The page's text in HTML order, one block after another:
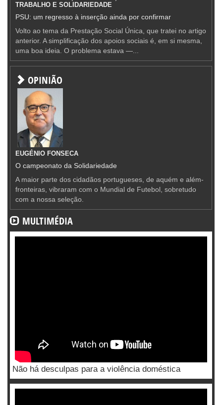
TRABALHO E SOLIDARIEDADE
PSU: um regresso à inserção ainda por confirmar
Volto ao tema da Prestação Social Única, que tratei no artigo
anterior. A simplificação dos apoios sociais é, em si mesma,
uma boa ideia. O problema estava —...
OPINIÃO
EUGÉNIO FONSECA
O campeonato da Solidariedade
A maior parte dos cidadãos portugueses, de aquém e além-
fronteiras, vibraram com o Mundial de Futebol, sobretudo
com a nossa seleção.
MULTIMÉDIA
Não há desculpas para a violência doméstica